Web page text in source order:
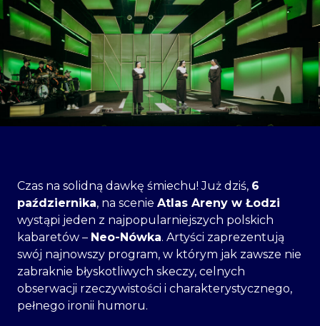
Czas na solidną dawkę śmiechu! Już dziś, 6
października, na scenie Atlas Areny w Łodzi
wystąpi jeden z najpopularniejszych polskich
kabaretów – Neo-Nówka. Artyści zaprezentują
swój najnowszy program, w którym jak zawsze nie
zabraknie błyskotliwych skeczy, celnych
obserwacji rzeczywistości i charakterystycznego,
pełnego ironii humoru.